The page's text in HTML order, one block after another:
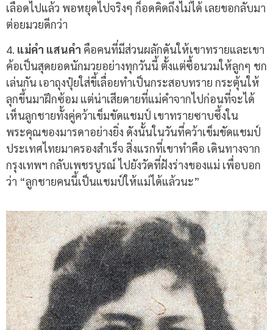
เลือดไปแล้ว พอหยุดไปจริงๆ ก็อดคิดถึงไม่ได้ เลยขอกลับมา
ต่อยมวยดีกว่า
4. แม่คำ แสนคำ คือคนที่มีส่วนผลักดันให้เขาทรายและเขา
ค้อเป็นสุดยอดนักมวยอย่างทุกวันนี้ ตั้งแต่ซื้อนวมให้ลูกๆ ชก
เล่นกัน เอาถุงปุ๋ยใส่ขี้เลื่อยทำเป็นกระสอบทราย กระตุ้นให้
ลุกขึ้นมาฝึกซ้อม แต่น่าเสียดายที่แม่คำจากไปก่อนที่จะได้
เห็นลูกชายทั้งคู่คว้าเข็มขัดแชมป์ เขาทรายซาบซึ้งใน
พระคุณของมารดาอย่างยิ่ง ดังนั้นในวันที่คว้าเข็มขัดแชมป์
ประเทศไทยมาครองสำเร็จ สิ่งแรกที่เขาทำคือ เดินทางจาก
กรุงเทพฯ กลับเพชรบูรณ์ ไปยังวัดที่ฝังร่างของแม่ เพื่อบอก
ว่า “ลูกชายคนนี้เป็นแชมป์ให้แม่ได้แล้วนะ”